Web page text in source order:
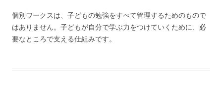
個別ワークスは、子どもの勉強をすべて管理するためのもので
はありません。子どもが自分で学ぶ力をつけていくために、必
要なところで支える仕組みです。